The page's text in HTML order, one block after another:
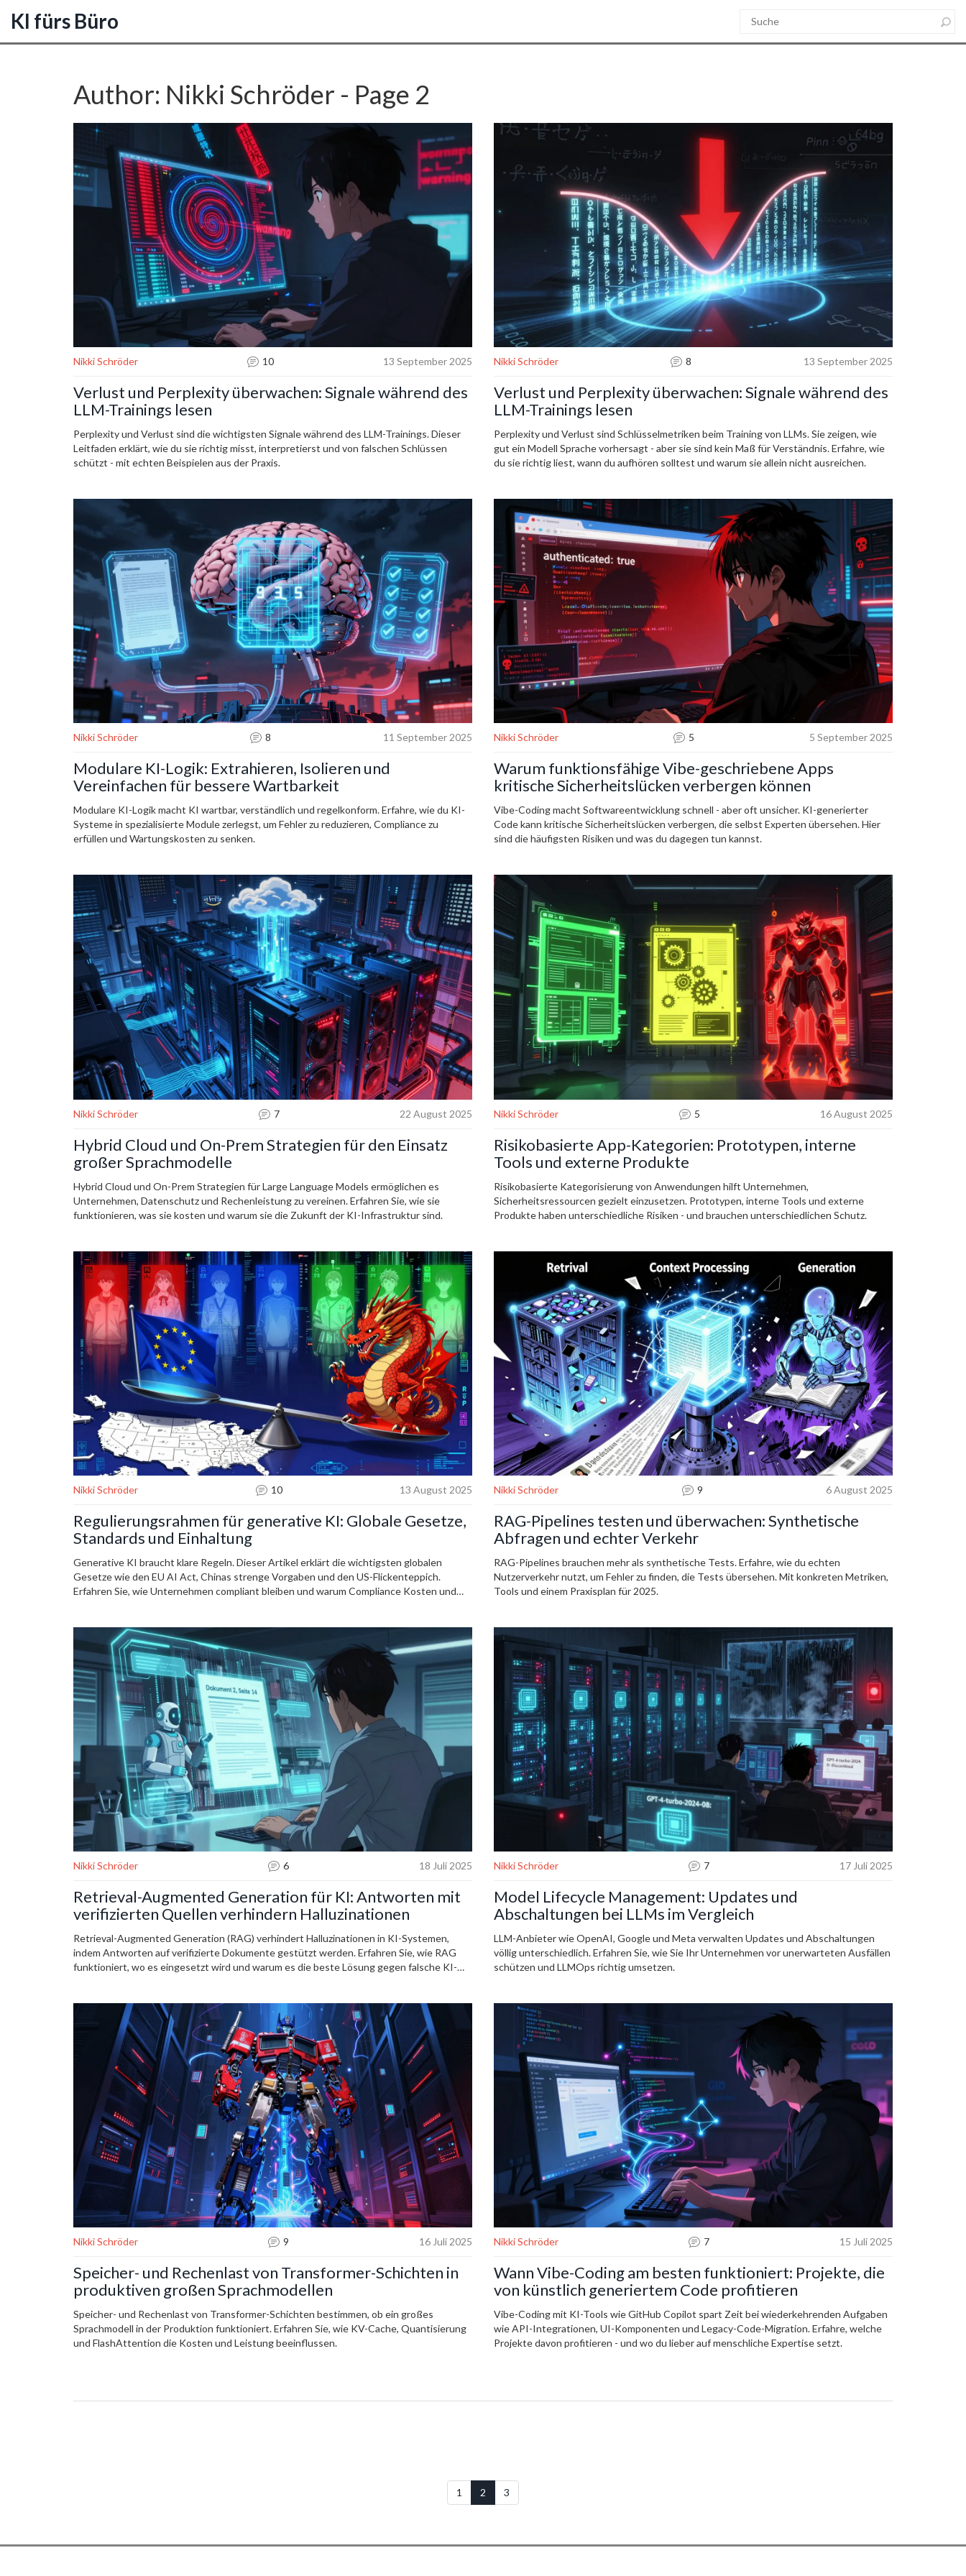
KI fürs Büro
Author: Nikki Schröder - Page 2
Nikki Schröder 10 13 September 2025
Verlust und Perplexity überwachen: Signale während des
LLM-Trainings lesen
Perplexity und Verlust sind die wichtigsten Signale während des LLM-Trainings. Dieser
Leitfaden erklärt, wie du sie richtig misst, interpretierst und von falschen Schlüssen
schützt - mit echten Beispielen aus der Praxis.
Nikki Schröder 8 13 September 2025
Verlust und Perplexity überwachen: Signale während des
LLM-Trainings lesen
Perplexity und Verlust sind Schlüsselmetriken beim Training von LLMs. Sie zeigen, wie
gut ein Modell Sprache vorhersagt - aber sie sind kein Maß für Verständnis. Erfahre, wie
du sie richtig liest, wann du aufhören solltest und warum sie allein nicht ausreichen.
Nikki Schröder 8 11 September 2025
Modulare KI-Logik: Extrahieren, Isolieren und
Vereinfachen für bessere Wartbarkeit
Modulare KI-Logik macht KI wartbar, verständlich und regelkonform. Erfahre, wie du KI-
Systeme in spezialisierte Module zerlegst, um Fehler zu reduzieren, Compliance zu
erfüllen und Wartungskosten zu senken.
Nikki Schröder 5 5 September 2025
Warum funktionsfähige Vibe-geschriebene Apps
kritische Sicherheitslücken verbergen können
Vibe-Coding macht Softwareentwicklung schnell - aber oft unsicher. KI-generierter
Code kann kritische Sicherheitslücken verbergen, die selbst Experten übersehen. Hier
sind die häufigsten Risiken und was du dagegen tun kannst.
Nikki Schröder 7 22 August 2025
Hybrid Cloud und On-Prem Strategien für den Einsatz
großer Sprachmodelle
Hybrid Cloud und On-Prem Strategien für Large Language Models ermöglichen es
Unternehmen, Datenschutz und Rechenleistung zu vereinen. Erfahren Sie, wie sie
funktionieren, was sie kosten und warum sie die Zukunft der KI-Infrastruktur sind.
Nikki Schröder 5 16 August 2025
Risikobasierte App-Kategorien: Prototypen, interne
Tools und externe Produkte
Risikobasierte Kategorisierung von Anwendungen hilft Unternehmen,
Sicherheitsressourcen gezielt einzusetzen. Prototypen, interne Tools und externe
Produkte haben unterschiedliche Risiken - und brauchen unterschiedlichen Schutz.
Nikki Schröder 10 13 August 2025
Regulierungsrahmen für generative KI: Globale Gesetze,
Standards und Einhaltung
Generative KI braucht klare Regeln. Dieser Artikel erklärt die wichtigsten globalen
Gesetze wie den EU AI Act, Chinas strenge Vorgaben und den US-Flickenteppich.
Erfahren Sie, wie Unternehmen compliant bleiben und warum Compliance Kosten und
Nikki Schröder 9 6 August 2025
RAG-Pipelines testen und überwachen: Synthetische
Abfragen und echter Verkehr
RAG-Pipelines brauchen mehr als synthetische Tests. Erfahre, wie du echten
Nutzerverkehr nutzt, um Fehler zu finden, die Tests übersehen. Mit konkreten Metriken,
Tools und einem Praxisplan für 2025.
Nikki Schröder 6 18 Juli 2025
Retrieval-Augmented Generation für KI: Antworten mit
verifizierten Quellen verhindern Halluzinationen
Retrieval-Augmented Generation (RAG) verhindert Halluzinationen in KI-Systemen,
indem Antworten auf verifizierte Dokumente gestützt werden. Erfahren Sie, wie RAG
funktioniert, wo es eingesetzt wird und warum es die beste Lösung gegen falsche KI-
Nikki Schröder 7 17 Juli 2025
Model Lifecycle Management: Updates und
Abschaltungen bei LLMs im Vergleich
LLM-Anbieter wie OpenAI, Google und Meta verwalten Updates und Abschaltungen
völlig unterschiedlich. Erfahren Sie, wie Sie Ihr Unternehmen vor unerwarteten Ausfällen
schützen und LLMOps richtig umsetzen.
Nikki Schröder 9 16 Juli 2025
Speicher- und Rechenlast von Transformer-Schichten in
produktiven großen Sprachmodellen
Speicher- und Rechenlast von Transformer-Schichten bestimmen, ob ein großes
Sprachmodell in der Produktion funktioniert. Erfahren Sie, wie KV-Cache, Quantisierung
und FlashAttention die Kosten und Leistung beeinflussen.
Nikki Schröder 7 15 Juli 2025
Wann Vibe-Coding am besten funktioniert: Projekte, die
von künstlich generiertem Code profitieren
Vibe-Coding mit KI-Tools wie GitHub Copilot spart Zeit bei wiederkehrenden Aufgaben
wie API-Integrationen, UI-Komponenten und Legacy-Code-Migration. Erfahre, welche
Projekte davon profitieren - und wo du lieber auf menschliche Expertise setzt.
1 2 3